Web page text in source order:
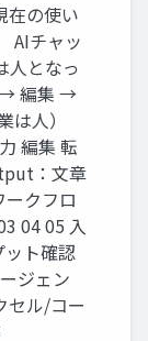
在の使い
AIチャッ
人となっ
→ 編集 →
人）
編集 転
：文章
クフロ
04 05 入
ット確認
ジェン
ル/コー